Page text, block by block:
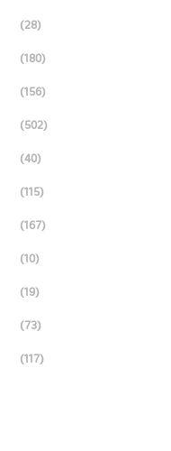
(28)
(180)
(156)
(502)
(40)
(115)
(167)
(10)
(19)
(73)
(117)